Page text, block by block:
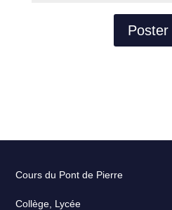
Cours du Pont de Pierre
Collège, Lycée